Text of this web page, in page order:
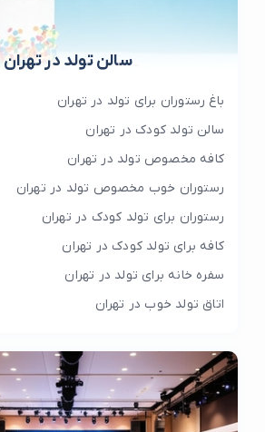
سالن تولد در تهران
باغ رستوران برای تولد در تهران
سالن تولد کودک در تهران
کافه مخصوص تولد در تهران
رستوران خوب مخصوص تولد در تهران
رستوران برای تولد کودک در تهران
کافه برای تولد کودک در تهران
سفره خانه برای تولد در تهران
اتاق تولد خوب در تهران